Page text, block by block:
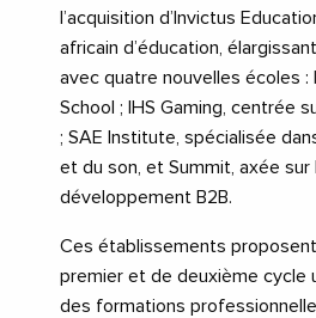
l’acquisition d’Invictus
africain d’éducation,
avec quatre nouvelles écoles :
School ; IHS Gaming, centrée
; SAE Institute, spécialisée
et du son, et Summit, axée
développement B2B.
Ces établissements
premier et de deuxième cycle
des formations